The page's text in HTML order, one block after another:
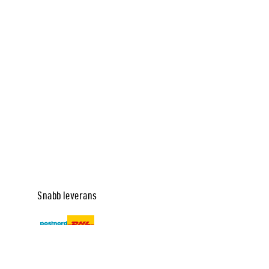
Snabb leverans